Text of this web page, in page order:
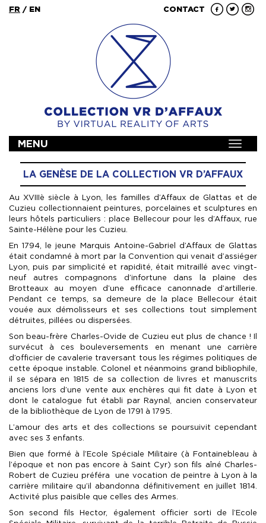
FR / EN CONTACT
Toggle
MENU
LA GENÈSE DE LA COLLECTION VR D’AFFAUX
Au XVIIIè siècle à Lyon, les familles d’Affaux de Glattas et de
Cuzieu collectionnaient peintures, porcelaines et sculptures en
leurs hôtels particuliers : place Bellecour pour les d’Affaux, rue
Sainte-Hélène pour les Cuzieu.
En 1794, le jeune Marquis Antoine-Gabriel d’Affaux de Glattas
était condamné à mort par la Convention qui venait d’assiéger
Lyon, puis par simplicité et rapidité, était mitraillé avec vingt-
neuf autres compagnons d’infortune dans la plaine des
Brotteaux au moyen d’une efficace canonnade d’artillerie.
Pendant ce temps, sa demeure de la place Bellecour était
vouée aux démolisseurs et ses collections tout simplement
détruites, pillées ou dispersées.
Son beau-frère Charles-Ovide de Cuzieu eut plus de chance ! Il
survécut à ces bouleversements en menant une carrière
d’officier de cavalerie traversant tous les régimes politiques de
cette époque instable. Colonel et néanmoins grand bibliophile,
il se sépara en 1815 de sa collection de livres et manuscrits
anciens lors d’une vente aux enchères qui fit date à Lyon et
dont le catalogue fut établi par Raynal, ancien conservateur
de la bibliothèque de Lyon de 1791 à 1795.
L’amour des arts et des collections se poursuivit cependant
avec ses 3 enfants.
Bien que formé à l’Ecole Spéciale Militaire (à Fontainebleau à
l’époque et non pas encore à Saint Cyr) son fils aîné Charles-
Robert de Cuzieu préféra une vocation de peintre à Lyon à la
carrière militaire qu’il abandonna définitivement en juillet 1814.
Activité plus paisible que celles des Armes.
Son second fils Hector, également officier sorti de l’Ecole